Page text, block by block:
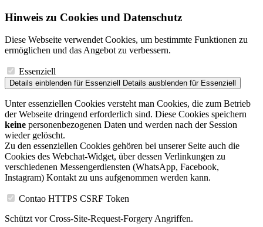
Hinweis zu Cookies und Datenschutz
Diese Webseite verwendet Cookies, um bestimmte Funktionen zu
ermöglichen und das Angebot zu verbessern.
Essenziell
Details einblenden für Essenziell Details ausblenden für Essenziell
Unter essenziellen Cookies versteht man Cookies, die zum Betrieb
der Webseite dringend erforderlich sind. Diese Cookies speichern
keine personenbezogenen Daten und werden nach der Session
wieder gelöscht.
Zu den essenziellen Cookies gehören bei unserer Seite auch die
Cookies des Webchat-Widget, über dessen Verlinkungen zu
verschiedenen Messengerdiensten (WhatsApp, Facebook,
Instagram) Kontakt zu uns aufgenommen werden kann.
Contao HTTPS CSRF Token
Schützt vor Cross-Site-Request-Forgery Angriffen.